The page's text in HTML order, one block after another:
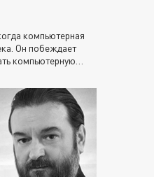
компьютерная
Он побеждает
компьютерную